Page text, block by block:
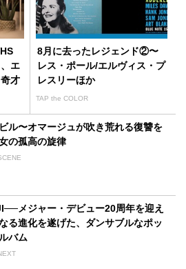
エ
才
8月に去ったレジェンド②〜
レス・ポール/エルヴィス・プ
レスリーほか
TAP the COLOR
ル〜オマージュが吹き荒れる復讐を
の孤高の旋律
メジャー・デビュー20周年を迎え
る進化を遂げた、ダンサブルなポッ
バム